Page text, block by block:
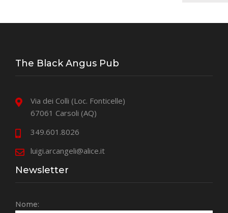
The Black Angus Pub
Via dei Colli (Loc. Fonticelle)
67061 Carsoli (AQ)
349.601.8026
luigi.arcangeli@alice.it
Newsletter
Nome: